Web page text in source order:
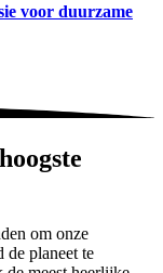
voor duurzame
om onze
de planeet te